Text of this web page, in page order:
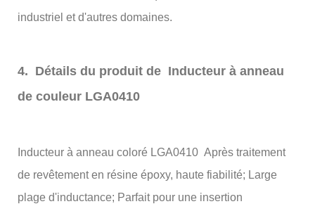
industriel et d'autres domaines.
4. Détails du produit de Inducteur à anneau
de couleur LGA0410
Inducteur à anneau coloré LGA0410 Après traitement
de revêtement en résine époxy, haute fiabilité; Large
plage d'inductance; Parfait pour une insertion